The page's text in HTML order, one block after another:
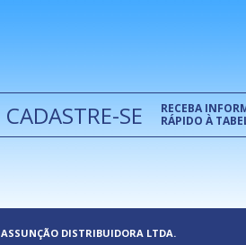
CADASTRE-SE
RECEBA
RÁPIDO À
ASSUNÇÃO DISTRIBUIDORA LTDA.